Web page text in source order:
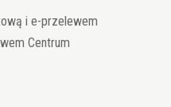
i e-przelewem
Centrum